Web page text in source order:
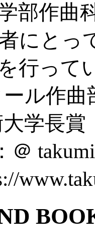
部作曲
にとっ
行って
ル作
大学長
＠